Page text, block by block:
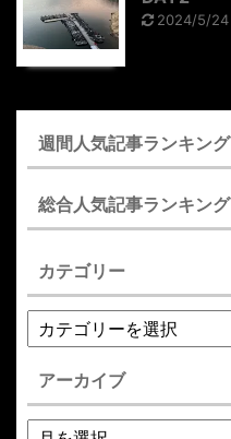
2024/5/24
週間人気記事ランキング
総合人気記事ランキング
カテゴリー
アーカイブ